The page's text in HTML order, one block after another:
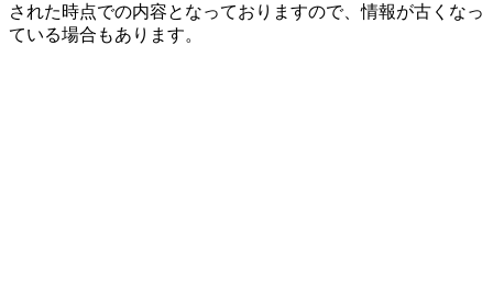
された時点での内容となっておりますので、情報が古くなっ
ている場合もあります。